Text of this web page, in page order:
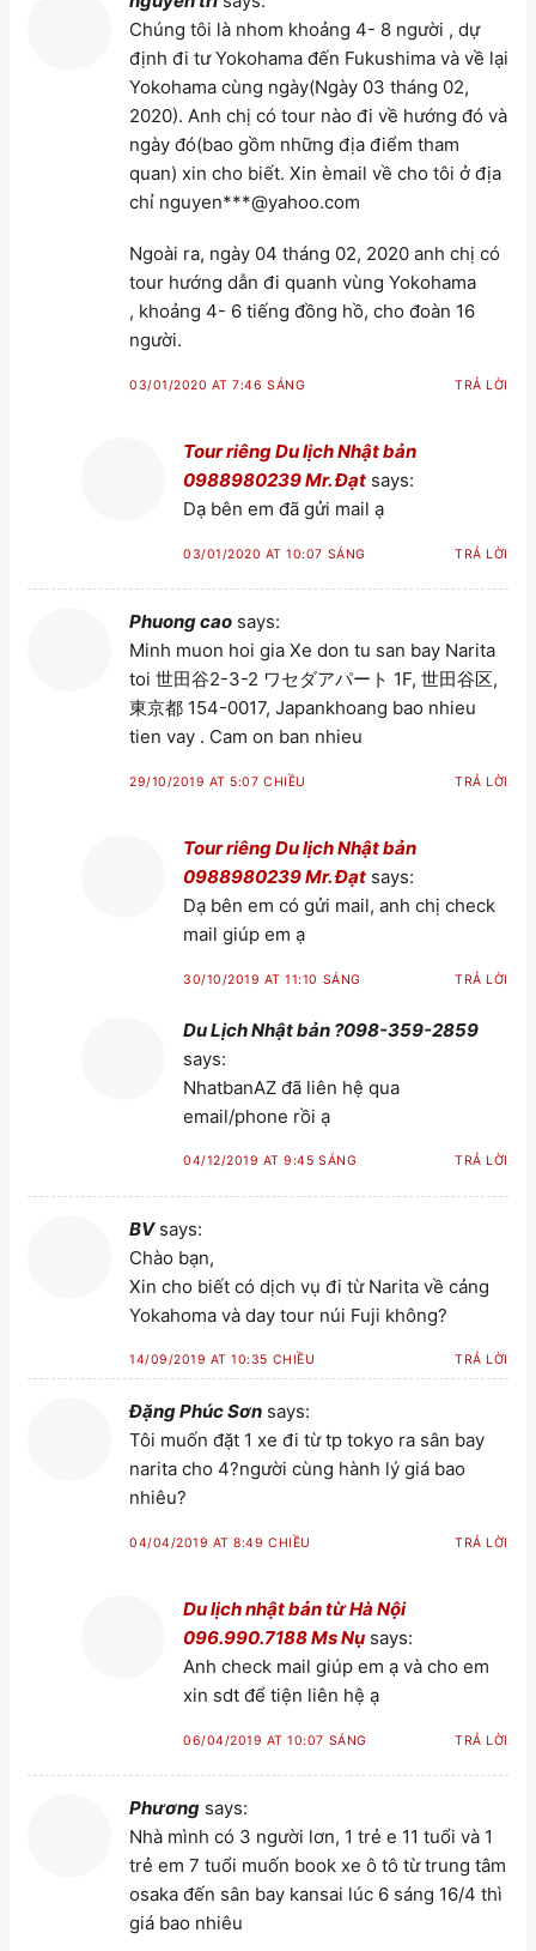
Chúng tôi là nhom khoảng 4- 8 người , dự
định đi tư Yokohama đến Fukushima và về lại
Yokohama cùng ngày(Ngày 03 tháng 02,
2020). Anh chị có tour nào đi về hướng đó và
ngày đó(bao gồm những địa điểm tham
quan) xin cho biết. Xin èmail về cho tôi ở địa
chỉ nguyen***@yahoo.com
Ngoài ra, ngày 04 tháng 02, 2020 anh chị có
tour hướng dẫn đi quanh vùng Yokohama
, khoảng 4- 6 tiếng đồng hồ, cho đoàn 16
người.
03/01/2020 AT 7:46 SÁNG TRẢ LỜI
Tour riêng Du lịch Nhật bản
0988980239 Mr. Đạt says:
Dạ bên em đã gửi mail ạ
03/01/2020 AT 10:07 SÁNG TRẢ LỜI
Phuong cao says:
Minh muon hoi gia Xe don tu san bay Narita
toi 世田谷2-3-2 ワセダアパート 1F, 世田谷区,
東京都 154-0017, Japankhoang bao nhieu
tien vay . Cam on ban nhieu
29/10/2019 AT 5:07 CHIỀU TRẢ LỜI
Tour riêng Du lịch Nhật bản
0988980239 Mr. Đạt says:
Dạ bên em có gửi mail, anh chị check
mail giúp em ạ
30/10/2019 AT 11:10 SÁNG TRẢ LỜI
Du Lịch Nhật bản ?098-359-2859
says:
NhatbanAZ đã liên hệ qua
email/phone rồi ạ
04/12/2019 AT 9:45 SÁNG TRẢ LỜI
BV says:
Chào bạn,
Xin cho biết có dịch vụ đi từ Narita về cảng
Yokahoma và day tour núi Fuji không?
14/09/2019 AT 10:35 CHIỀU TRẢ LỜI
Đặng Phúc Sơn says:
Tôi muốn đặt 1 xe đi từ tp tokyo ra sân bay
narita cho 4?người cùng hành lý giá bao
nhiêu?
04/04/2019 AT 8:49 CHIỀU TRẢ LỜI
Du lịch nhật bản từ Hà Nội
096.990.7188 Ms Nụ says:
Anh check mail giúp em ạ và cho em
xin sdt để tiện liên hệ ạ
06/04/2019 AT 10:07 SÁNG TRẢ LỜI
Phương says:
Nhà mình có 3 người lơn, 1 trẻ e 11 tuổi và 1
trẻ em 7 tuổi muốn book xe ô tô từ trung tâm
osaka đến sân bay kansai lúc 6 sáng 16/4 thì
giá bao nhiêu